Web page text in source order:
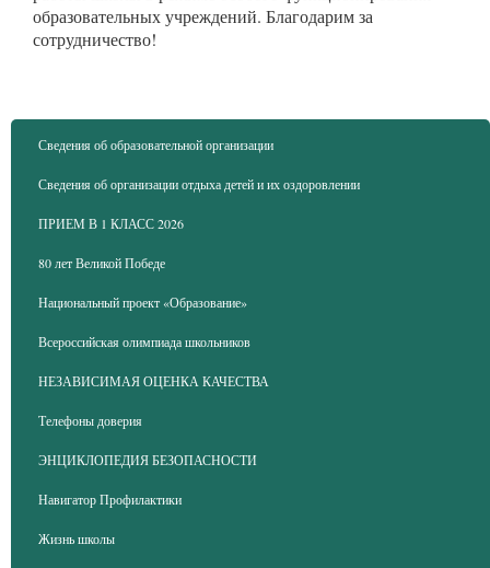
образовательных учреждений. Благодарим за
сотрудничество!
Сведения об образовательной организации
Сведения об организации отдыха детей и их оздоровлении
ПРИЕМ В 1 КЛАСС 2026
80 лет Великой Победе
Национальный проект «Образование»
Всероссийская олимпиада школьников
НЕЗАВИСИМАЯ ОЦЕНКА КАЧЕСТВА
Телефоны доверия
ЭНЦИКЛОПЕДИЯ БЕЗОПАСНОСТИ
Навигатор Профилактики
Жизнь школы